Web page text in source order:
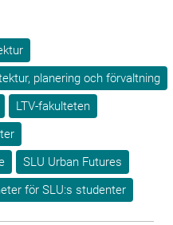
planering och förvaltning
LTV-fakulteten
SLU Urban Futures
för SLU:s studenter